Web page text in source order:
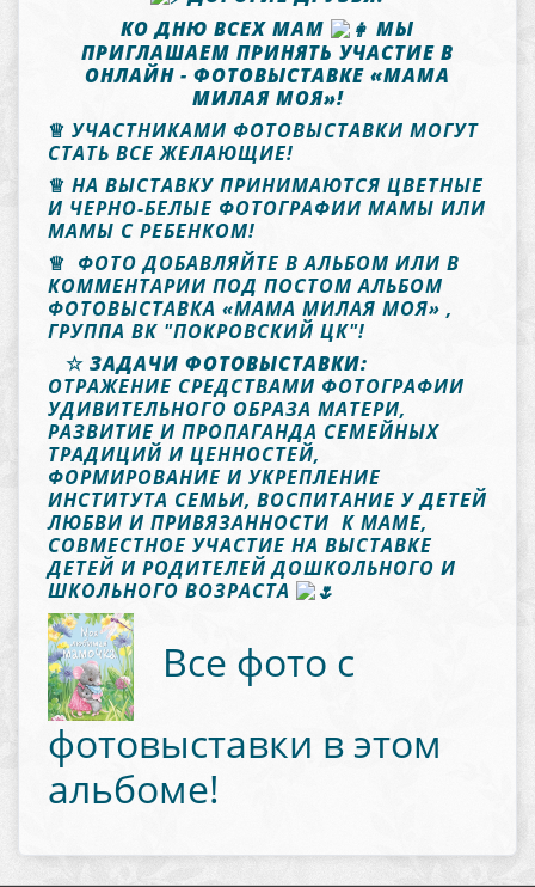
КО ДНЮ ВСЕХ МАМ
МЫ
ПРИГЛАШАЕМ ПРИНЯТЬ УЧАСТИЕ В
ОНЛАЙН - ФОТОВЫСТАВКЕ «МАМА
МИЛАЯ МОЯ»!
♕ УЧАСТНИКАМИ ФОТОВЫСТАВКИ МОГУТ
СТАТЬ ВСЕ ЖЕЛАЮЩИЕ!
♕ НА ВЫСТАВКУ ПРИНИМАЮТСЯ ЦВЕТНЫЕ
И ЧЕРНО-БЕЛЫЕ ФОТОГРАФИИ МАМЫ ИЛИ
МАМЫ С РЕБЕНКОМ!
♕ ФОТО ДОБАВЛЯЙТЕ В АЛЬБОМ ИЛИ В
КОММЕНТАРИИ ПОД ПОСТОМАЛЬБОМ
ФОТОВЫСТАВКА «МАМА МИЛАЯ МОЯ» ,
ГРУППА ВК "ПОКРОВСКИЙ ЦК"!
☆ ЗАДАЧИ ФОТОВЫСТАВКИ:
ОТРАЖЕНИЕ СРЕДСТВАМИ ФОТОГРАФИИ
УДИВИТЕЛЬНОГО ОБРАЗА МАТЕРИ,
РАЗВИТИЕ И ПРОПАГАНДА СЕМЕЙНЫХ
ТРАДИЦИЙ И ЦЕННОСТЕЙ,
ФОРМИРОВАНИЕ И УКРЕПЛЕНИЕ
ИНСТИТУТА СЕМЬИ, ВОСПИТАНИЕ У ДЕТЕЙ
ЛЮБВИ И ПРИВЯЗАННОСТИ К МАМЕ,
СОВМЕСТНОЕ УЧАСТИЕ НА ВЫСТАВКЕ
ДЕТЕЙ И РОДИТЕЛЕЙ ДОШКОЛЬНОГО И
ШКОЛЬНОГО ВОЗРАСТА
Все фото с
фотовыставки в этом
альбоме!